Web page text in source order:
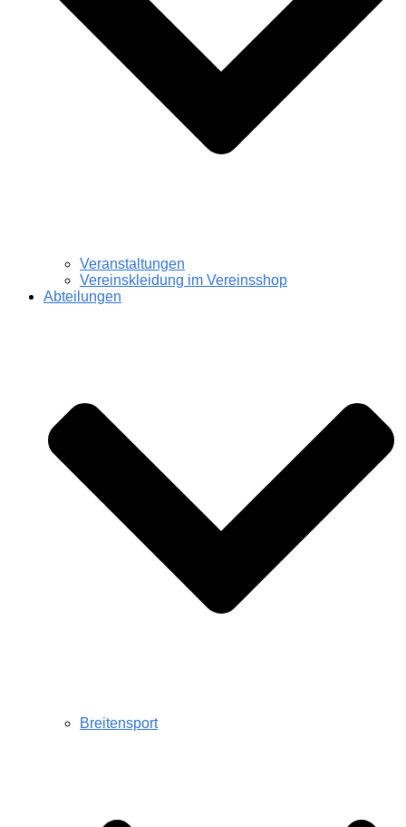
Veranstaltungen
Vereinskleidung im Vereinsshop
Abteilungen
Breitensport